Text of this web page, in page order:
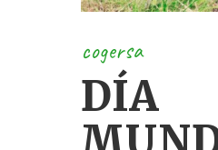
cogersa
DÍA